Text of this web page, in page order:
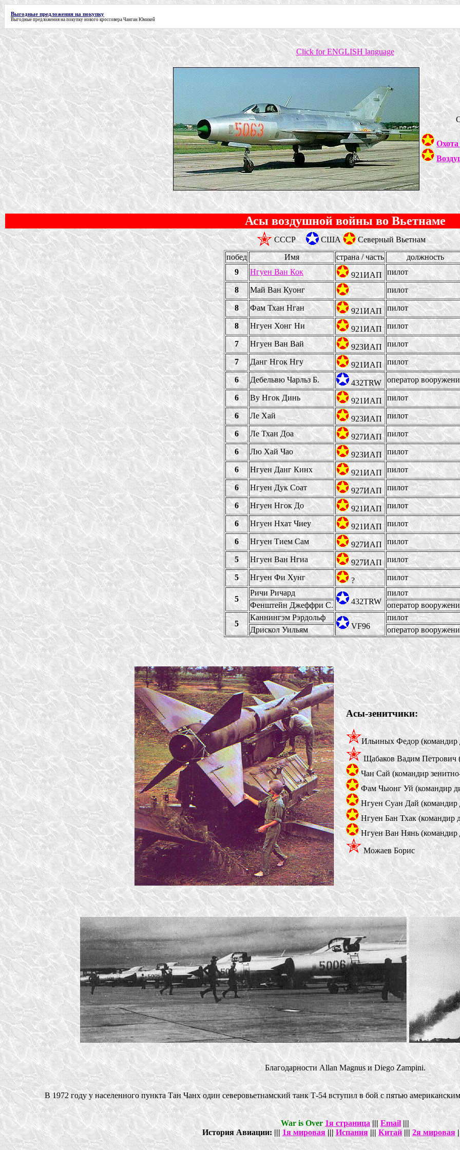
Выгодные предложения на покупку
Выгодные предложения на покупку нового кроссовера Чанган Юникей
Click for ENGLISH language
Асы воздушной войны во Вьетнаме
СССР США
Северный Вьетнам
побед
Имя страна / часть
должность
9
Нгуен Ван Кок 921ИАП пилот
8 Май Ван Куонг пилот
8 Фам Тхан Нган 921ИАП пилот
8 Нгуен Хонг Ни 921ИАП пилот
7 Нгуен Ван Вай 923ИАП пилот
7 Данг Нгок Нгу 921ИАП пилот
6 Дебельвю Чарльз Б. 432TRW оператор
6 Ву Нгок Динь 921ИАП пилот
6 Ле Хай 923ИАП пилот
6 Ле Тхан Доа 927ИАП пилот
6 Лю Хай Чао 923ИАП пилот
6 Нгуен Данг Кинх 921ИАП пилот
6 Нгуен Дук Соат 927ИАП пилот
6 Нгуен Нгок До 921ИАП пилот
6 Нгуен Нхат Чиеу 921ИАП пилот
6 Нгуен Тием Сам 927ИАП пилот
5 Нгуен Ван Нгиа 927ИАП пилот
5 Нгуен Фи Хунг ? пилот
5
Ричи Ричард
432TRW
пилот
Фенштейн Джеффри С.
оператор
5
Каннингэм Рэрдольф
VF96
пилот
Дрискол Уильям
оператор
Асы-зенитчики:
Ильиных Федор (командир
Щабаков Вадим Петрович
Чан Сай (командир
Фам Чыонг Уй (командир
Нгуен Суан Дай (командир
Нгуен Бан Тхак (командир
Нгуен Ван Нянь (командир
Можаев Борис
Благодарности Allan Magnus и Diego Zampini.
В 1972 году у населенного пункта Тан Чанх один северовьетнамский танк Т-54 вступил в бой с пятью
War is Over 1я страница|||Email |||
История Авиации: ||| 1я мировая|||Испания|||Китай||| 2я мировая